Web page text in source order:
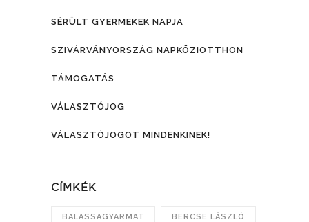
SÉRÜLT GYERMEKEK NAPJA
SZIVÁRVÁNYORSZÁG NAPKÖZIOTTHON
TÁMOGATÁS
VÁLASZTÓJOG
VÁLASZTÓJOGOT MINDENKINEK!
CÍMKÉK
BALASSAGYARMAT BERCSE LÁSZLÓ